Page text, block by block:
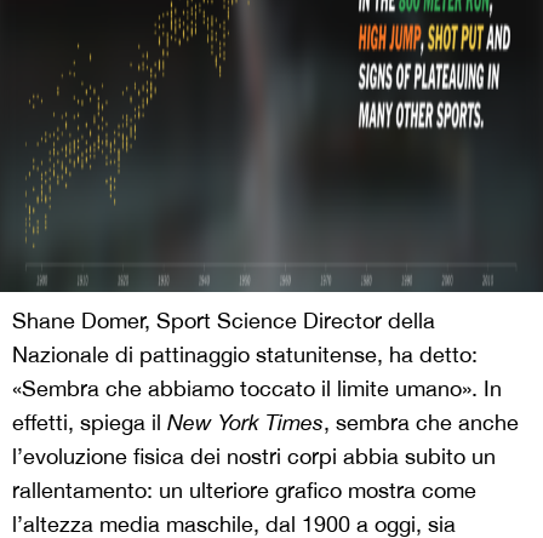
Shane Domer, Sport Science Director della
Nazionale di pattinaggio statunitense, ha detto:
«Sembra che abbiamo toccato il limite umano». In
effetti, spiega il New York Times, sembra che anche
l’evoluzione fisica dei nostri corpi abbia subito un
rallentamento: un ulteriore grafico mostra come
l’altezza media maschile, dal 1900 a oggi, sia